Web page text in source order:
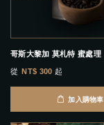
哥斯大黎加 莫札特 蜜處理
從 NT$ 300 起
加入購物車